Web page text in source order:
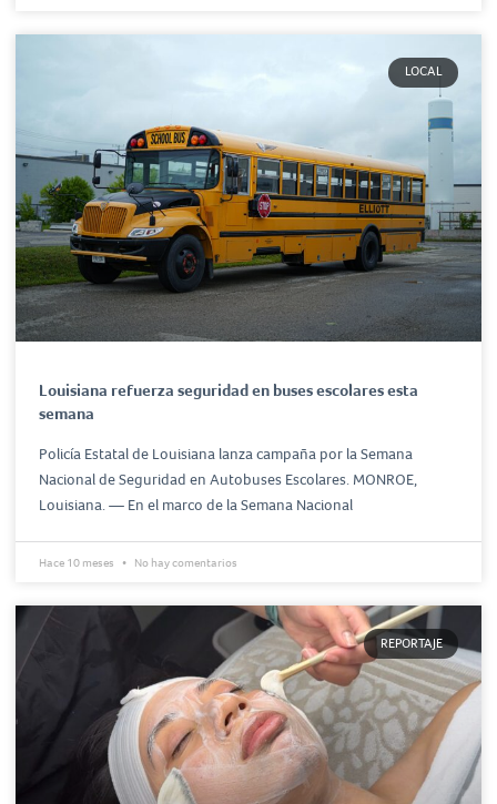
LOCAL
Louisiana refuerza seguridad en buses escolares esta
semana
Policía Estatal de Louisiana lanza campaña por la Semana
Nacional de Seguridad en Autobuses Escolares. MONROE,
Louisiana. — En el marco de la Semana Nacional
Hace 10 meses No hay comentarios
REPORTAJE